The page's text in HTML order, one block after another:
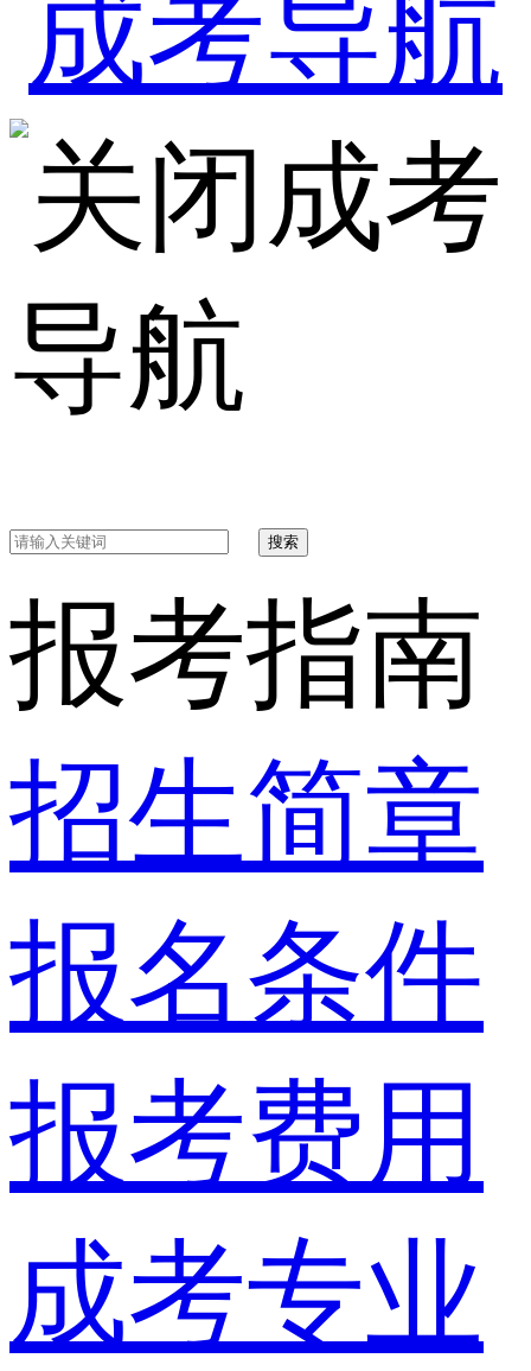
成考
导航
搜索
报考指南
招生简章
报名条件
报考费用
成考专业